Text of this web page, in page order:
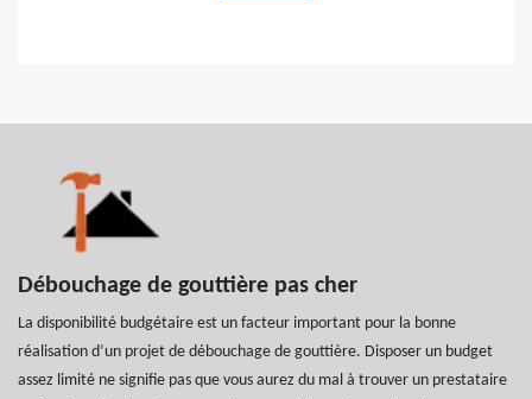
Débouchage de gouttière pas cher
La disponibilité budgétaire est un facteur important pour la bonne
réalisation d’un projet de débouchage de gouttière. Disposer un budget
assez limité ne signifie pas que vous aurez du mal à trouver un prestataire